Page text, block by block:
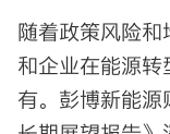
随着政策风险
和企业在能源
有。彭博新能